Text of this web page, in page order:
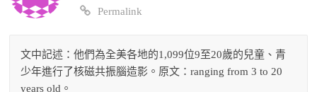
Permalink
文中記述：他們為全美各地的1,099位9至20歲的兒童、青
少年進行了核磁共振腦造影。原文：ranging from 3 to 20
years old。